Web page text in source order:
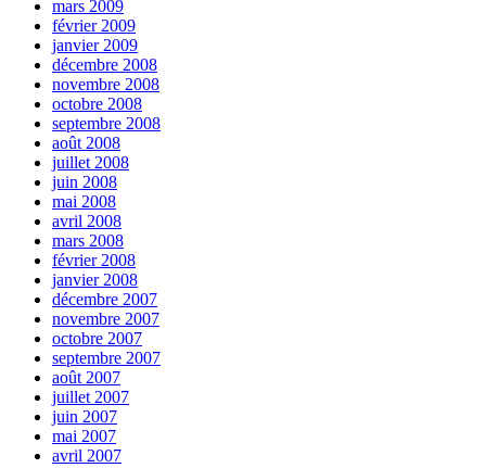
mars 2009
février 2009
janvier 2009
décembre 2008
novembre 2008
octobre 2008
septembre 2008
août 2008
juillet 2008
juin 2008
mai 2008
avril 2008
mars 2008
février 2008
janvier 2008
décembre 2007
novembre 2007
octobre 2007
septembre 2007
août 2007
juillet 2007
juin 2007
mai 2007
avril 2007